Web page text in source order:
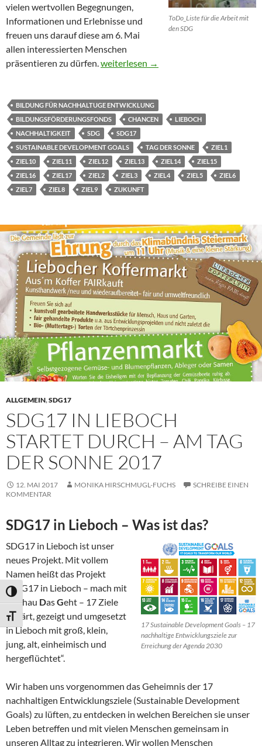
UMSCHALTEN AUF HOHE KONTRASTE
SCHRIFT VERGRÖSSERN
ToDo_Liste für die Arbeit mit
den SDG
vielen wertvollen Begegnungen,
Informationen und Erlebnisse und
freuen uns darauf diese am 6. Mai
allen interessierten Menschen
präsentieren zu dürfen. SDG17 – Tag der Sonne in Lieboch
weiterlesen →
BILDUNG FÜR NACHHALTUGE ENTWICKLUNG
BILDUNGSFÖRDERUNGSFONDS
CHANCEN
LIEBOCH
NACHHALTIGKEIT
SDG
SDG17
SUSTAINABLE DEVELOPMENT GOALS
TAG DER SONNE
ZIEL1
ZIEL10
ZIEL11 ZIEL12 ZIEL13 ZIEL14
ZIEL15
ZIEL16
ZIEL17 ZIEL2 ZIEL3 ZIEL4 ZIEL5
ZIEL6
ZIEL7
ZIEL8 ZIEL9 ZUKUNFT
ALLGEMEIN,SDG17
SDG17 IN LIEBOCH
STARTET DURCH – AM TAG
DER SONNE 2017
12. MAI 2017 MONIKA HIRSCHMUGL-FUCHS
SCHREIBE EINEN
KOMMENTAR
SDG17 in Lieboch – Was ist das?
17 Sustainable Development Goals – 17
nachhaltige Entwicklungsziele zur
Erreichung der Agenda 2030
SDG17 in Lieboch ist unser
neues Projekt. Mit vollem
Namen heißt das Projekt
„SDG17 in Lieboch – mach mit
–Schau DasGeht – 17 Ziele
erklärt, gezeigt und umgesetzt
in Lieboch mit groß, klein,
jung, alt, einheimisch und
hergeflüchtet“.
Wir haben uns vorgenommen das Geheimnis der 17
nachhaltigen Entwicklungsziele (Sustainable Development
Goals) zu lüften, zu entdecken in welchen Bereichen sie unser
Leben betreffen und mit vielen Menschen gemeinsam in
unseren Alltag zu integrieren. Wir wollen Menschen